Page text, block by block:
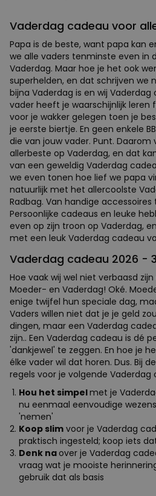
Vaderdag cadeau voor
Papa is de beste, want papa kan
we alle vaders tenminste even in
Vaderdag. Maar hoe je het ook
superhelden, en dat schrijven we
bijna Vaderdag is en wij
vader heeft je waarschijnlijk leren
voor je wakker gelegen toen je
je eerste biertje. En geen enkele
die van jouw vader. Punt.
allerbeste op Vaderdag, en dat
van een geweldig Vaderdag
we even tonen hoe lief we papa
natuurlijk met het allercoolste
Radbag. Van handige
Persoonlijke cadeaus en leuke
even op zijn troon op Vaderdag,
met een leuk Vaderdag cadeau
Vaderdag cadeau 2026 -
Hoe vaak wij wel niet verbaasd
Moeder- en Vaderdag! Oké.
enige twijfel hun speciale dag,
Vaders willen niet dat je je geld
dingen, maar een Vaderdag
zijn.. Een Vaderdag cadeau is dé
'dankjewel' te zeggen. En hoe je
élke vader wil dat horen. Dus. Bij
regels voor je volgende Vaderdag
Hou het simpelmet je
nu eenmaal eenvoudige
'nemen'
Koop slim voor je Vaderdag
praktisch ingesteld; koop iets
Denk naover je Vaderdag
vraag wat je mooiste
gebruik dat als basis